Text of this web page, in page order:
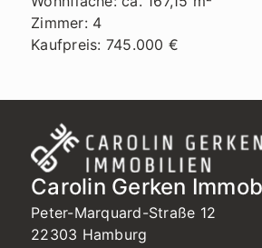
Zimmer: 4
Kaufpreis: 745.000 €
Carolin Gerken
Peter-Marquard-Straße 12
22303 Hamburg